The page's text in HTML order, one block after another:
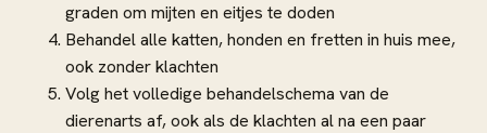
graden om mijten en eitjes te doden
Behandel alle katten, honden en fretten in huis mee,
ook zonder klachten
Volg het volledige behandelschema van de
dierenarts af, ook als de klachten al na een paar